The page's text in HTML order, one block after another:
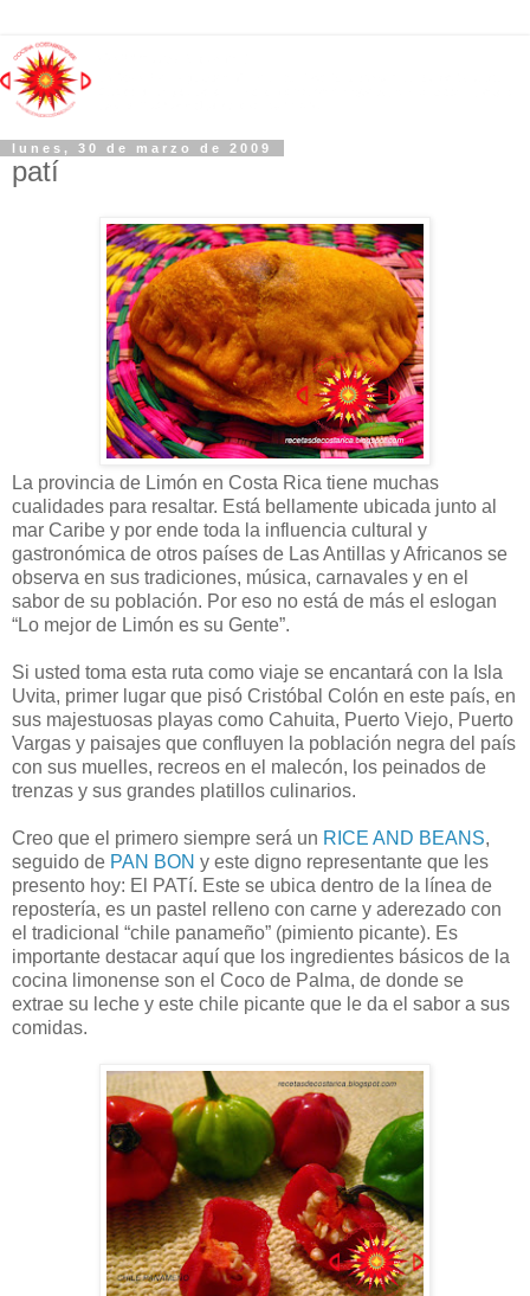
lunes, 30 de marzo de 2009
patí
La provincia de Limón en Costa Rica tiene muchas
cualidades para resaltar. Está bellamente ubicada junto al
mar Caribe y por ende toda la influencia cultural y
gastronómica de otros países de Las Antillas y Africanos se
observa en sus tradiciones, música, carnavales y en el
sabor de su población. Por eso no está de más el eslogan
“Lo mejor de Limón es su Gente”.
Si usted toma esta ruta como viaje se encantará con la Isla
Uvita, primer lugar que pisó Cristóbal Colón en este país, en
sus majestuosas playas como Cahuita, Puerto Viejo, Puerto
Vargas y paisajes que confluyen la población negra del país
con sus muelles, recreos en el malecón, los peinados de
trenzas y sus grandes platillos culinarios.
Creo que el primero siempre será un RICE AND BEANS,
seguido de PAN BON y este digno representante que les
presento hoy: El PATí. Este se ubica dentro de la línea de
repostería, es un pastel relleno con carne y aderezado con
el tradicional “chile panameño” (pimiento picante). Es
importante destacar aquí que los ingredientes básicos de la
cocina limonense son el Coco de Palma, de donde se
extrae su leche y este chile picante que le da el sabor a sus
comidas.